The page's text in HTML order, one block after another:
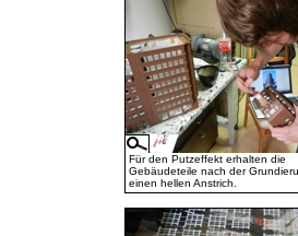
Für den Putzeffekt erhalten die
Gebäudeteile nach der
einen hellen Anstrich.